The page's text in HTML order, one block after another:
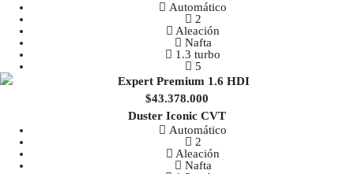
Automático
2
Aleación
Nafta
1.3 turbo
5
$43.378.000
Duster Iconic CVT
Automático
2
Aleación
Nafta